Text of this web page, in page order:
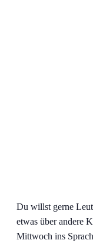
Du willst gerne
etwas über andere
Mittwoch ins